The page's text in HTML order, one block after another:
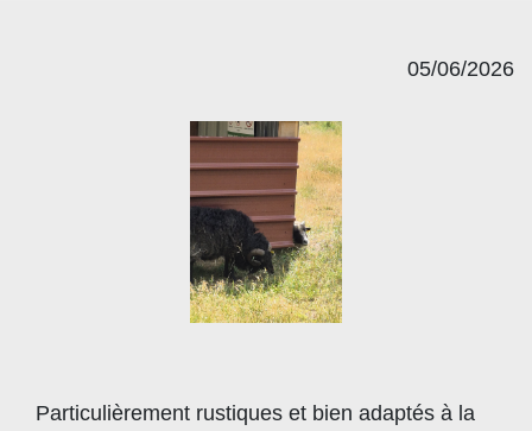
05/06/2026
Particulièrement rustiques et bien adaptés à la